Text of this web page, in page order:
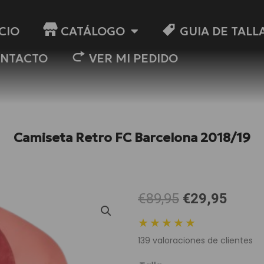
CATÁLOGO
GUIA DE
VER MI PEDIDO
Camiseta Retro FC Barcelona 2018/19
€89,95 El
original
era:
€29,95
es:
★★★★★
139 valoraciones de clientes